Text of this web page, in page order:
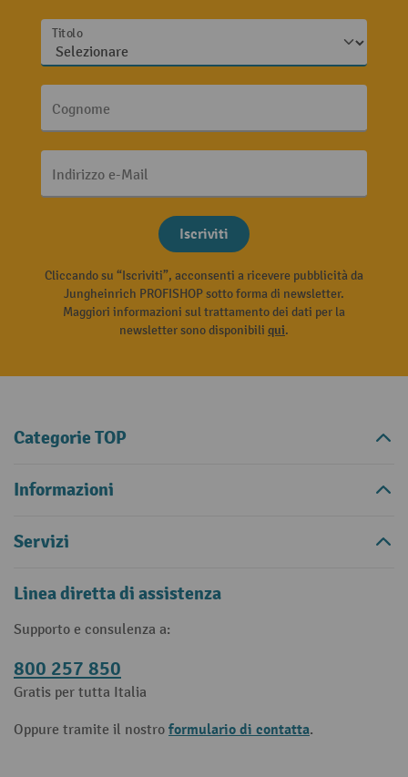
Titolo
Cognome
Indirizzo e-Mail
Iscriviti
Cliccando su “Iscriviti”, acconsenti a ricevere pubblicità da
Jungheinrich PROFISHOP sotto forma di newsletter.
Maggiori informazioni sul trattamento dei dati per la
newsletter sono disponibili qui.
Categorie TOP
Informazioni
Servizi
Linea diretta di assistenza
Supporto e consulenza a:
800 257 850
Gratis per tutta Italia
Oppure tramite il nostro formulario di contatta.